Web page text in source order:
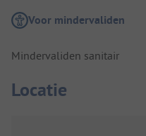
Voor mindervaliden
Mindervaliden sanitair
Locatie